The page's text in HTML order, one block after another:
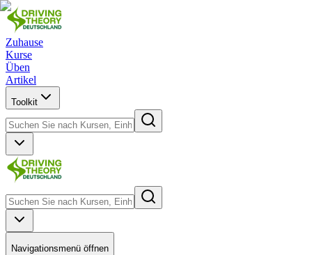
Zuhause
Kurse
Üben
Artikel
Toolkit
Navigationsmenü öffnen